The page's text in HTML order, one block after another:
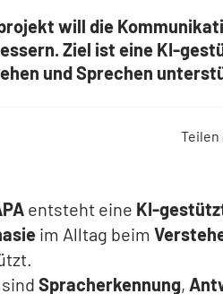
will die
Ziel ist eine KI-
und Sprechen
Teilen
entsteht eine KI-
im Alltag beim
Spracherkennung,